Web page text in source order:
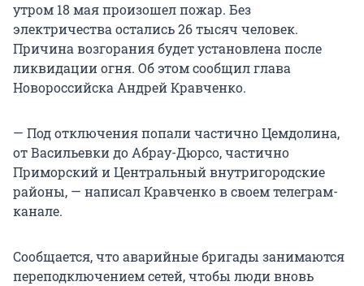
утром 18 мая произошел пожар. Без
электричества остались 26 тысяч человек.
Причина возгорания будет установлена после
ликвидации огня. Об этом сообщил глава
Новороссийска Андрей Кравченко.
— Под отключения попали частично Цемдолина,
от Васильевки до Абрау-Дюрсо, частично
Приморский и Центральный внутригородские
районы, — написал Кравченко в своем телеграм-
канале.
Сообщается, что аварийные бригады занимаются
переподключением сетей, чтобы люди вновь